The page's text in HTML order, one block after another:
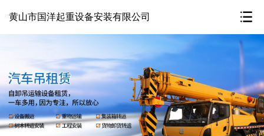
黄山市国洋起重设备安装有限公司